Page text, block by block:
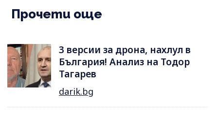
Прочети още
3 версии за дрона, нахлул в
България! Анализ на Тодор
Тагарев
darik.bg